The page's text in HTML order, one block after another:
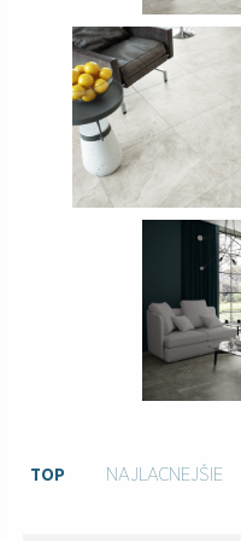
TOP NAJLACNEJŠIE